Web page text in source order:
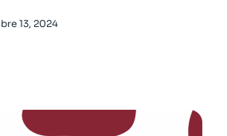
13, 2024